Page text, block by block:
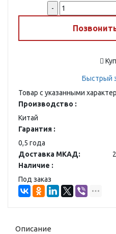
-
Быстрый
Товар с указанными
Производство :
Китай
Гарантия :
0,5 года
Доставка МКАД:
Наличие :
Под заказ
Описание